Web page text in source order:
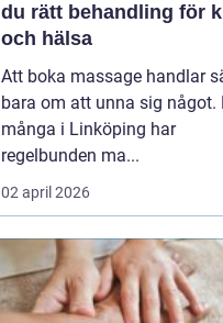
du rätt behandling för
och hälsa
Att boka massage handlar
bara om att unna sig något.
många i Linköping har
regelbunden ma...
02 april 2026